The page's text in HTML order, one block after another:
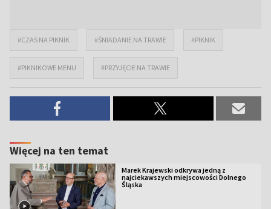
#CZAS NA PIKNIK #ŚNIADANIE NA TRAWIE #PIKNIK
#PIKNIKOWE MENU #PRZYJĘCIE NA TRAWIE
Więcej na ten temat
Marek Krajewski odkrywa jedną z
najciekawszych miejscowości Dolnego
Śląska